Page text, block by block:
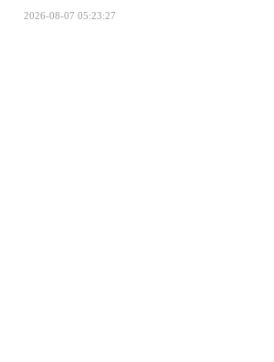
2026-08-07 05:23:27